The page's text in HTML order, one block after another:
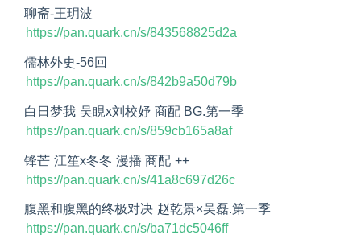
聊斋-王玥波
https://pan.quark.cn/s/843568825d2a
儒林外史-56回
https://pan.quark.cn/s/842b9a50d79b
白日梦我 吴睍x刘校妤 商配 BG.第一季
https://pan.quark.cn/s/859cb165a8af
锋芒 江笙x冬冬 漫播 商配 ++
https://pan.quark.cn/s/41a8c697d26c
腹黑和腹黑的终极对决 赵乾景×吴磊.第一季
https://pan.quark.cn/s/ba71dc5046ff